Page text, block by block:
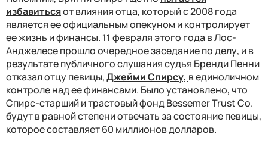
избавитьсяот влияния отца, который с 2008 года
является ее официальным опекуном и контролирует
ее жизнь и финансы. 11 февраля этого года в Лос-
Анджелесе прошло очередное заседание по делу, и в
результате публичного слушания судья Бренди Пенни
отказал отцу певицы,Джейми Спирсу, в единоличном
контроле над ее финансами. Было установлено, что
Спирс-старший и трастовый фонд Bessemer Trust Co.
будут в равной степени отвечать за состояние певицы,
которое составляет 60 миллионов долларов.